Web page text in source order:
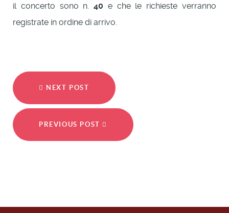
il concerto sono n.40 e che le richieste verranno
registrate in ordine di arrivo.
NEXT POST
PREVIOUS POST